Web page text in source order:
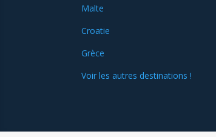
Malte
Croatie
Grèce
Voir les autres destinations !